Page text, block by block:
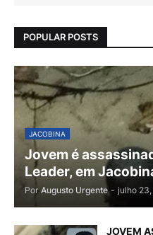
POPULAR POSTS
JACOBINA
Jovem é
Leader, em
Por Augusto Urgente - julho
JOVEM